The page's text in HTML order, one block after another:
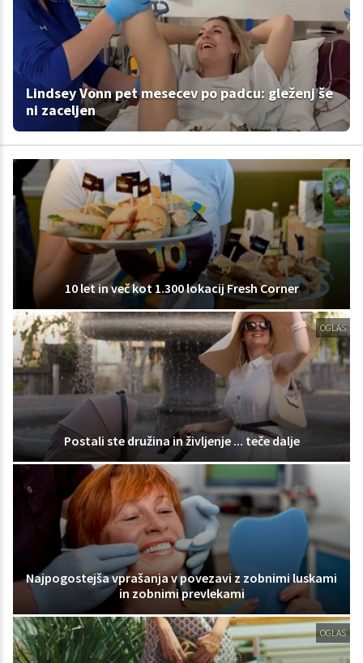
Lindsey Vonn pet mesecev po padcu: gleženj še
ni zaceljen
10 let in več kot 1.300 lokacij Fresh Corner
OGLAS
Postali ste družina in življenje ... teče dalje
Najpogostejša vprašanja v povezavi z zobnimi luskami
in zobnimi prevlekami
OGLAS